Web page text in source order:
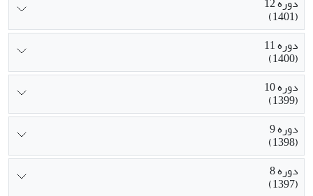
(1401)
دوره 11
(1400)
دوره 10
(1399)
دوره 9
(1398)
دوره 8
(1397)